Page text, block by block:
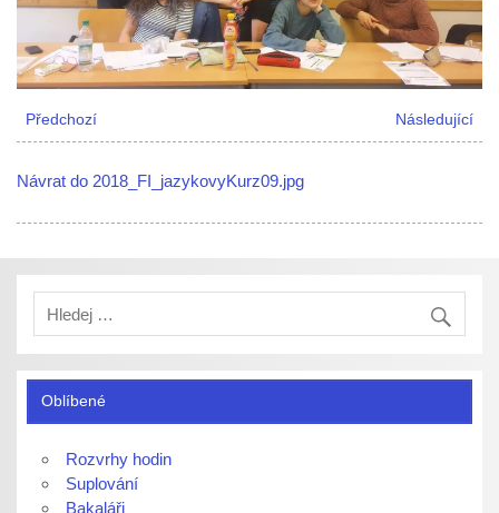
Předchozí Následující
Návrat do 2018_FI_jazykovyKurz09.jpg
Oblíbené
Rozvrhy hodin
Suplování
Bakaláři